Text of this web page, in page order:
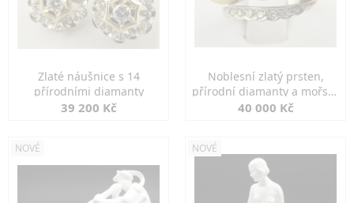
Zlaté náušnice s 14
přírodními diamanty
39 200 Kč
Noblesní zlatý prsten,
přírodní diamanty a mořské
perly
40 000 Kč
NOVÉ NOVÉ